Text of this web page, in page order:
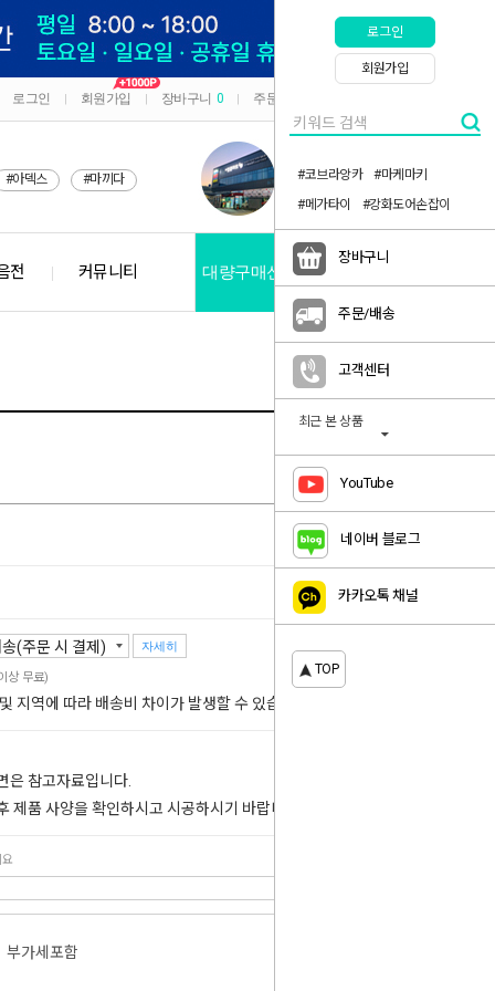
로그인 회원가입 장바구니 0 주문/배송
#아덱스 #마끼다
전 커뮤니티 대량구매신청
로그인
회원가입
#코브라앙카
#마케마키
#메가타이
#강화도어손잡이
장바구니
주문/배송
고객센터
최근 본 상품
YouTube
네이버 블로그
카카오톡 채널
TOP
자세히
상 무료)
지역에 따라 배송비 차이가 발생할 수 있습니다.
은 참고자료입니다.
제품 사양을 확인하시고 시공하시기 바랍니다.
부가세포함